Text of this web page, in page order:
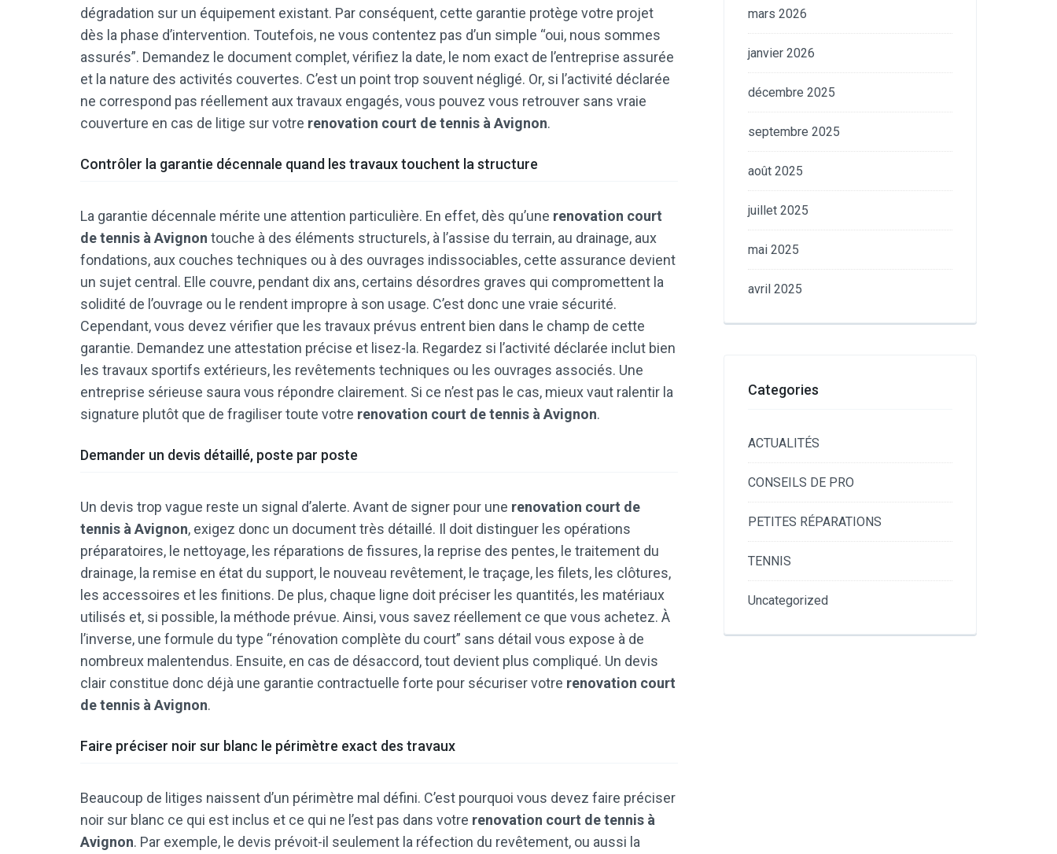
dégradation sur un équipement existant. Par conséquent, cette garantie protège votre projet
dès la phase d’intervention. Toutefois, ne vous contentez pas d’un simple “oui, nous sommes
assurés”. Demandez le document complet, vérifiez la date, le nom exact de l’entreprise assurée
et la nature des activités couvertes. C’est un point trop souvent négligé. Or, si l’activité déclarée
ne correspond pas réellement aux travaux engagés, vous pouvez vous retrouver sans vraie
couverture en cas de litige sur votre renovation court de tennis à Avignon.
Contrôler la garantie décennale quand les travaux touchent la structure
La garantie décennale mérite une attention particulière. En effet, dès qu’une renovation court
de tennis à Avignon touche à des éléments structurels, à l’assise du terrain, au drainage, aux
fondations, aux couches techniques ou à des ouvrages indissociables, cette assurance devient
un sujet central. Elle couvre, pendant dix ans, certains désordres graves qui compromettent la
solidité de l’ouvrage ou le rendent impropre à son usage. C’est donc une vraie sécurité.
Cependant, vous devez vérifier que les travaux prévus entrent bien dans le champ de cette
garantie. Demandez une attestation précise et lisez-la. Regardez si l’activité déclarée inclut bien
les travaux sportifs extérieurs, les revêtements techniques ou les ouvrages associés. Une
entreprise sérieuse saura vous répondre clairement. Si ce n’est pas le cas, mieux vaut ralentir la
signature plutôt que de fragiliser toute votre renovation court de tennis à Avignon.
Demander un devis détaillé, poste par poste
Un devis trop vague reste un signal d’alerte. Avant de signer pour une renovation court de
tennis à Avignon, exigez donc un document très détaillé. Il doit distinguer les opérations
préparatoires, le nettoyage, les réparations de fissures, la reprise des pentes, le traitement du
drainage, la remise en état du support, le nouveau revêtement, le traçage, les filets, les clôtures,
les accessoires et les finitions. De plus, chaque ligne doit préciser les quantités, les matériaux
utilisés et, si possible, la méthode prévue. Ainsi, vous savez réellement ce que vous achetez. À
l’inverse, une formule du type “rénovation complète du court” sans détail vous expose à de
nombreux malentendus. Ensuite, en cas de désaccord, tout devient plus compliqué. Un devis
clair constitue donc déjà une garantie contractuelle forte pour sécuriser votre renovation court
de tennis à Avignon.
Faire préciser noir sur blanc le périmètre exact des travaux
Beaucoup de litiges naissent d’un périmètre mal défini. C’est pourquoi vous devez faire préciser
noir sur blanc ce qui est inclus et ce qui ne l’est pas dans votre renovation court de tennis à
Avignon. Par exemple, le devis prévoit-il seulement la réfection du revêtement, ou aussi la
mars 2026
janvier 2026
décembre 2025
septembre 2025
août 2025
juillet 2025
mai 2025
avril 2025
Categories
ACTUALITÉS
CONSEILS DE PRO
PETITES RÉPARATIONS
TENNIS
Uncategorized